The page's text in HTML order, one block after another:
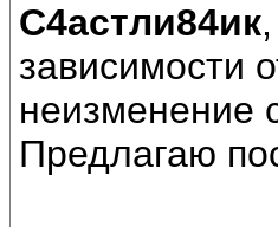
С4астли84ик
зависимости
неизменение
Предлагаю